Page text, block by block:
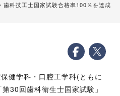
科技工士国家試験合格率100％を達成
健学科・口腔工学科(ともに
30回歯科衛生士国家試験」